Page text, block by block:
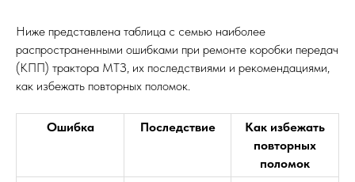
Ниже представлена таблица с семью наиболее
распространенными ошибками при ремонте коробки передач
(КПП) трактора МТЗ, их последствиями и рекомендациями,
как избежать повторных поломок.
Ошибка Последствие
Как избежать
повторных
поломок